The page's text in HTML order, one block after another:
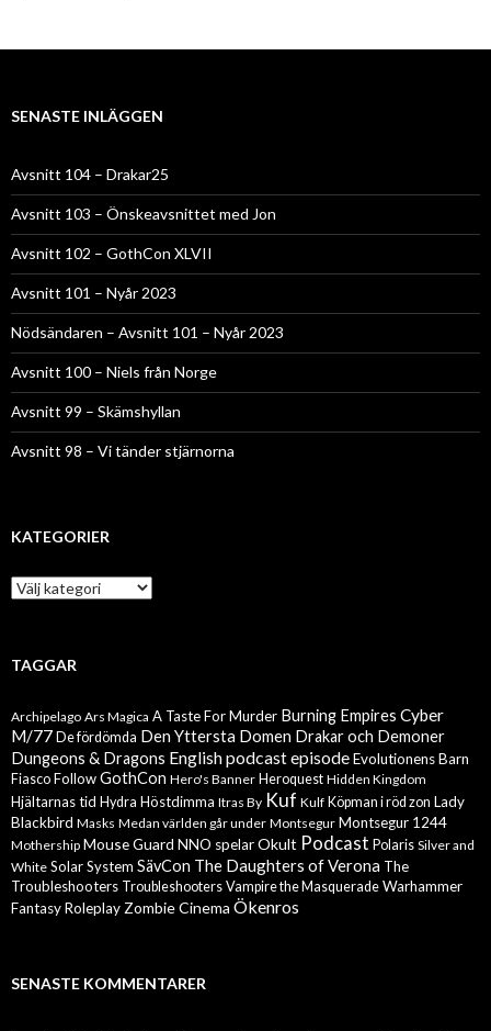
SENASTE INLÄGGEN
Avsnitt 104 – Drakar25
Avsnitt 103 – Önskeavsnittet med Jon
Avsnitt 102 – GothCon XLVII
Avsnitt 101 – Nyår 2023
Nödsändaren – Avsnitt 101 – Nyår 2023
Avsnitt 100 – Niels från Norge
Avsnitt 99 – Skämshyllan
Avsnitt 98 – Vi tänder stjärnorna
KATEGORIER
Kategorier
TAGGAR
Archipelago Ars Magica A Taste For Murder Burning Empires Cyber
M/77 De fördömda Den Yttersta Domen Drakar och Demoner
Dungeons & Dragons English podcast episodeEvolutionens Barn
Fiasco FollowGothCon Hero's Banner Heroquest Hidden Kingdom
Hjältarnas tid Hydra Höstdimma Itras By Kuf Kulf Köpman i röd zon Lady
Blackbird Masks Medan världen går under Montsegur Montsegur 1244
Mothership Mouse Guard NNO spelarOkult Podcast Polaris Silver and
White Solar System SävCon The Daughters of Verona The
Troubleshooters Troubleshooters Vampire the Masquerade Warhammer
Fantasy Roleplay Zombie Cinema Ökenros
SENASTE KOMMENTARER